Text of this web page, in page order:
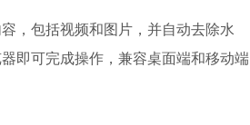
，包括视频和图片，并自动去除水
即可完成操作，兼容桌面端和移动端